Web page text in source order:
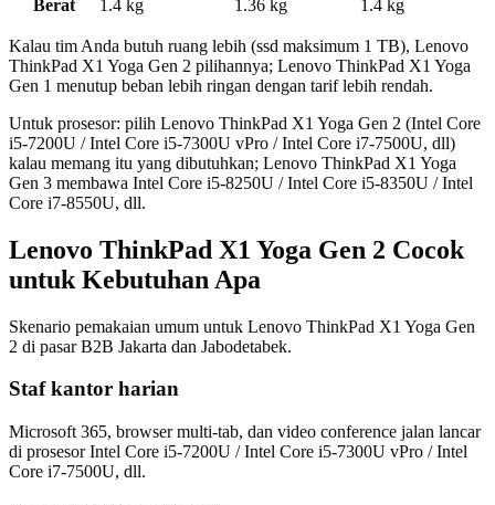
Berat 1.4 kg 1.36 kg 1.4 kg
Kalau tim Anda butuh ruang lebih (ssd maksimum 1 TB), Lenovo
ThinkPad X1 Yoga Gen 2 pilihannya; Lenovo ThinkPad X1 Yoga
Gen 1 menutup beban lebih ringan dengan tarif lebih rendah.
Untuk prosesor: pilih Lenovo ThinkPad X1 Yoga Gen 2 (Intel Core
i5-7200U / Intel Core i5-7300U vPro / Intel Core i7-7500U, dll)
kalau memang itu yang dibutuhkan; Lenovo ThinkPad X1 Yoga
Gen 3 membawa Intel Core i5-8250U / Intel Core i5-8350U / Intel
Core i7-8550U, dll.
Lenovo ThinkPad X1 Yoga Gen 2 Cocok
untuk Kebutuhan Apa
Skenario pemakaian umum untuk Lenovo ThinkPad X1 Yoga Gen
2 di pasar B2B Jakarta dan Jabodetabek.
Staf kantor harian
Microsoft 365, browser multi-tab, dan video conference jalan lancar
di prosesor Intel Core i5-7200U / Intel Core i5-7300U vPro / Intel
Core i7-7500U, dll.